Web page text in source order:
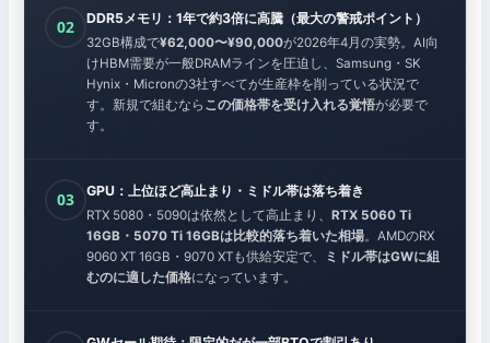
02 DDR5メモリ：1年で約3倍に高騰（最大の警戒ポイント）
32GB構成で¥62,000〜¥90,000が2026年4月の実勢。AI向
けHBM需要が一般DRAMラインを圧迫し、Samsung・SK
Hynix・Micronの3社すべてが生産枠を削っている状況で
す。新規で組むなら この価格帯を受け入れる覚悟が必要で
す。
03 GPU：上位ほど高止まり・ミドル帯は落ち着き
RTX 5080・5090は依然として高止まり、RTX 5060 Ti
16GB・5070 Ti 16GBは比較的落ち着いた相場。AMDのRX
9060 XT 16GB・9070 XTも供給安定で、
ミドル帯はGWに組
むのに適した価格になっています。